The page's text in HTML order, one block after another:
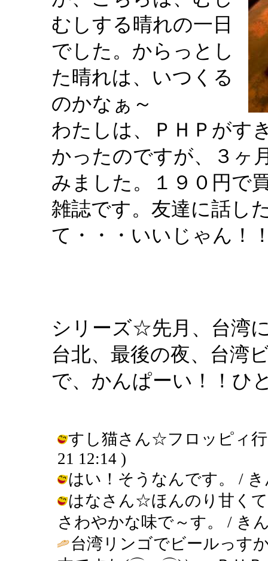
むしする晴れの一日
でした。からっとし
た晴れは、いつくる
のかなぁ～
わたしは、ＰＨＰがす
かったのですが、３ヶ
みました。１９０円で
雑誌です。友達に話し
て・・・いいじゃん！
シリーズ☆先月、台湾
台北、最後の夜、台湾
で、かんぱーい！！ひ
すし猫さん☆フロッピィ
21 12:14 )
はい！そうなんです。 / き
はなさん☆ほんのり甘く
さわやかな味で～す。 / き
台湾リンゴでビールっす